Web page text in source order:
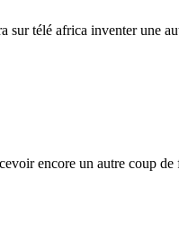
sur télé africa inventer une
encore un autre coup